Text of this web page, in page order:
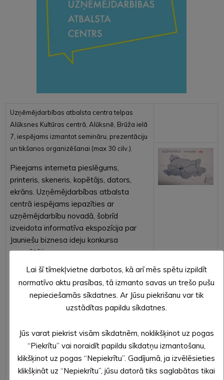
Uzņēmējdarbības atbalsta centra telpas
Alūksnes Kultūras centrā, Alūksnē, Brūža ielā
7, iespējams izmantot semināru, prezentāciju
un tikšanos organizēšanai (max 30 cilv.).
Pieejams interneta pieslēgums,
printeris, skeneris, kopētājs, dators,
ekrāns. Uzņēmējdarbības atbalsta
centrā iespējams iepazīties ar
uzņēmējdarbību novadā, šobrīd
izveidota informatīva ekspozīcija par
Jauniešu biznesa ideju konkursa
uzvarētājiem.
Uzņēmējdarbības atbalsta centrs
atvērts Alūksnes Kultūras centra darba
laikā no pulksten 8.00 līdz 22.00.
Par telpu izmantošanu iepriekš
pašvaldības Centrālās administrācijas
uzņēmējdarbības atbalsta speciālisti
Māru SALDĀBOLU pa tālruni 25425222
vai rakstot mara.saldabola@aluksne.lv
Lai šī tīmekļvietne darbotos, kā arī mēs spētu izpildīt
normatīvo aktu prasības, tā izmanto savas un trešo pušu
nepieciešamās sīkdatnes. Ar Jūsu piekrišanu var tik
uzstādītas papildu sīkdatnes.
Jūs varat piekrist visām sīkdatnēm, noklikšķinot uz pogas
“Piekrītu” vai noraidīt papildu sīkdatņu izmantošanu,
klikšķinot uz pogas “Nepiekrītu”. Gadījumā, ja izvēlēsieties
klikšķināt uz “Nepiekrītu”, jūsu datorā tiks saglabātas tikai